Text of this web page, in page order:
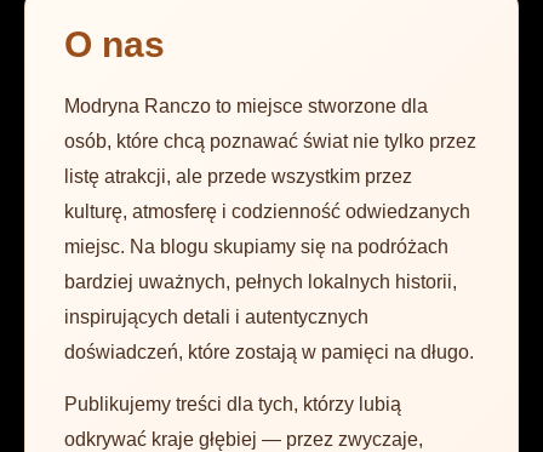
O nas
Modryna Ranczo to miejsce stworzone dla
osób, które chcą poznawać świat nie tylko przez
listę atrakcji, ale przede wszystkim przez
kulturę, atmosferę i codzienność odwiedzanych
miejsc. Na blogu skupiamy się na podróżach
bardziej uważnych, pełnych lokalnych historii,
inspirujących detali i autentycznych
doświadczeń, które zostają w pamięci na długo.
Publikujemy treści dla tych, którzy lubią
odkrywać kraje głębiej — przez zwyczaje,